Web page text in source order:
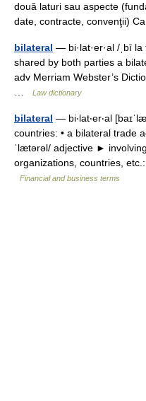
două laturi sau aspecte
date, contracte, convenţii)
bilateral — bi·lat·er·al /ˌbī
shared by both parties a
adv Merriam Webster’s
…
Law dictionary
bilateral — bi‧lat‧er‧al
countries: • a bilateral trade
ˈlætərəl/ adjective ►
organizations, countries,
Financial and business terms